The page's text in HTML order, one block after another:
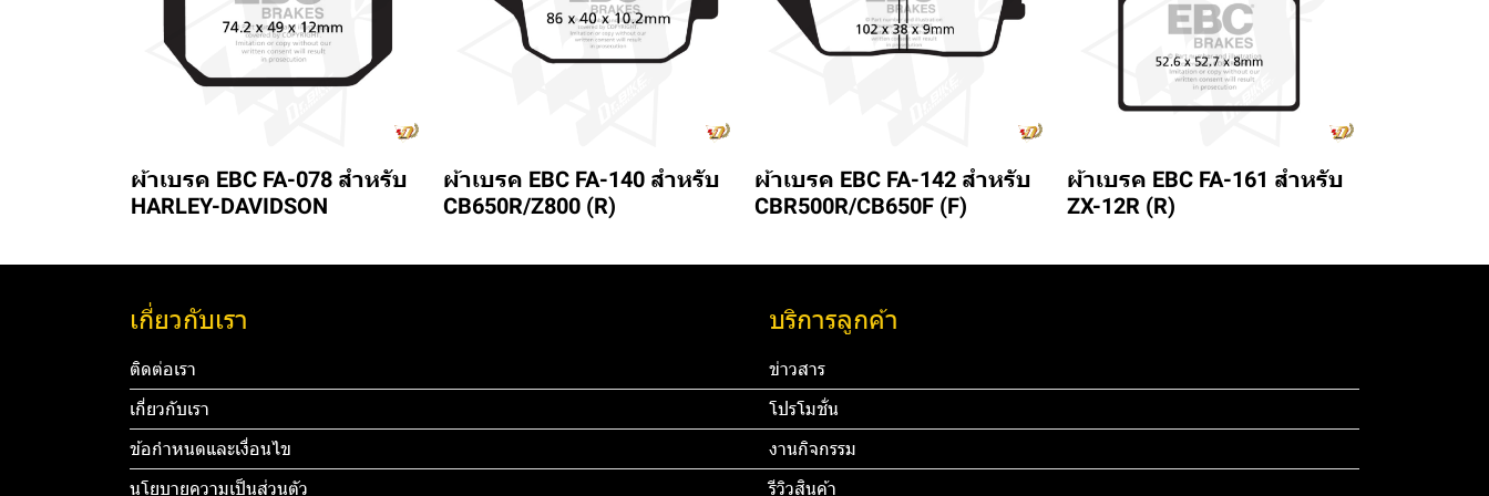
ผ้าเบรค EBC FA-078 สำหรับ
HARLEY-DAVIDSON
ผ้าเบรค EBC FA-140 สำหรับ
CB650R/Z800 (R)
ผ้าเบรค EBC FA-142 สำหรับ
CBR500R/CB650F (F)
ผ้าเบรค EBC FA-161 สำหรับ
ZX-12R (R)
เกี่ยวกับเรา
ติดต่อเรา
เกี่ยวกับเรา
ข้อกำหนดและเงื่อนไข
นโยบายความเป็นส่วนตัว
บริการลูกค้า
ข่าวสาร
โปรโมชั่น
งานกิจกรรม
รีวิวสินค้า